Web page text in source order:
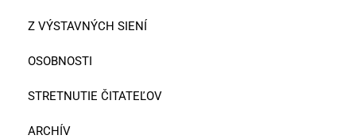
Z VÝSTAVNÝCH SIENÍ
OSOBNOSTI
STRETNUTIE ČITATEĽOV
ARCHÍV